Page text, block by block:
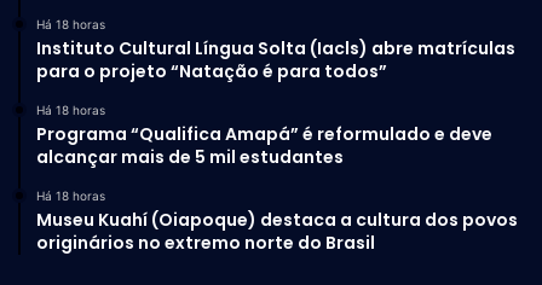
Há 18 horas
Instituto Cultural Língua Solta (Iacls) abre matrículas
para o projeto “Natação é para todos”
Há 18 horas
Programa “Qualifica Amapá” é reformulado e deve
alcançar mais de 5 mil estudantes
Há 18 horas
Museu Kuahí (Oiapoque) destaca a cultura dos povos
originários no extremo norte do Brasil